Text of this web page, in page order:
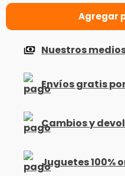
Nuestros
Envíos gratis
Cambios y
Juguetes 100%